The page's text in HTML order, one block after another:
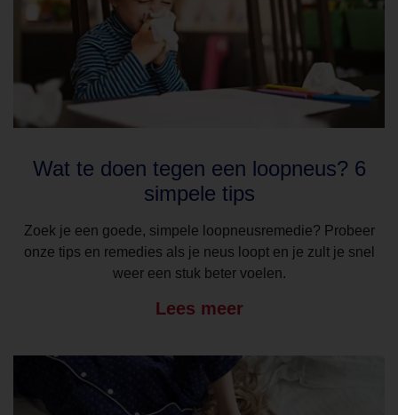
Wat te doen tegen een loopneus? 6
simpele tips
Zoek je een goede, simpele loopneusremedie? Probeer
onze tips en remedies als je neus loopt en je zult je snel
weer een stuk beter voelen.
Lees meer